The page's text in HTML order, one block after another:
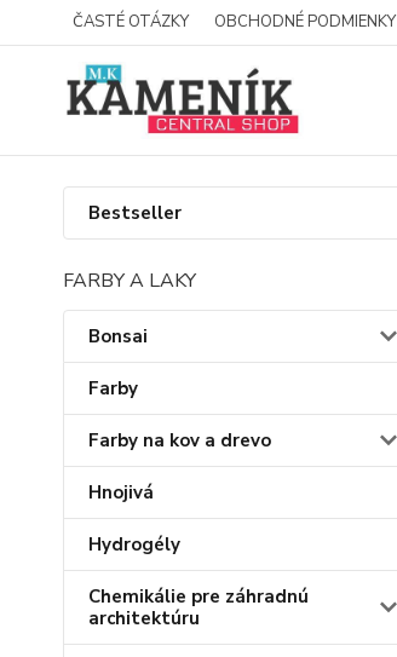
ČASTÉ OTÁZKY OBCHODNÉ PODMIENKY
Bestseller
FARBY A LAKY
Bonsai
Farby
Farby na kov a drevo
Hnojivá
Hydrogély
Chemikálie pre záhradnú
architektúru